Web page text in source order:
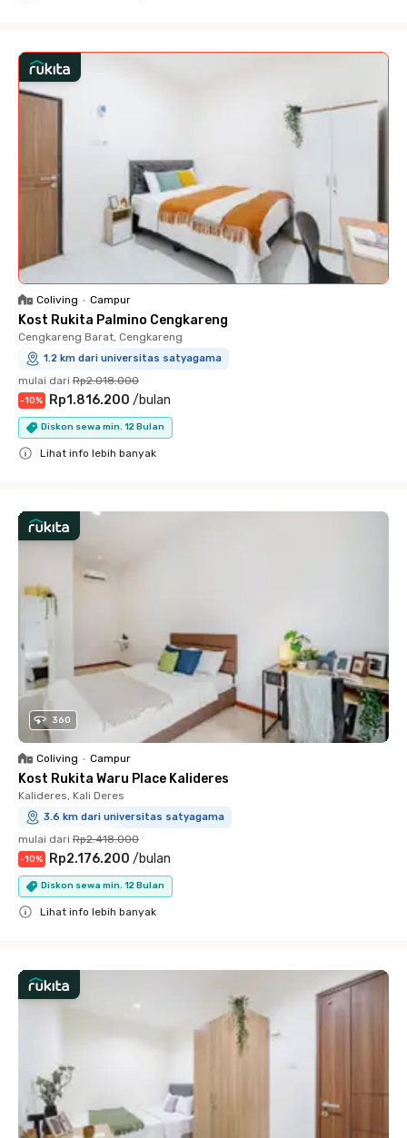
Coliving • Campur
Kost Rukita Palmino Cengkareng
Cengkareng Barat, Cengkareng
1.2 km dari universitas satyagama
mulai dari Rp2.018.000
-10% Rp1.816.200 /bulan
Diskon sewa min. 12 Bulan
Lihat info lebih banyak
360
Coliving • Campur
Kost Rukita Waru Place Kalideres
Kalideres, Kali Deres
3.6 km dari universitas satyagama
mulai dari Rp2.418.000
-10% Rp2.176.200 /bulan
Diskon sewa min. 12 Bulan
Lihat info lebih banyak